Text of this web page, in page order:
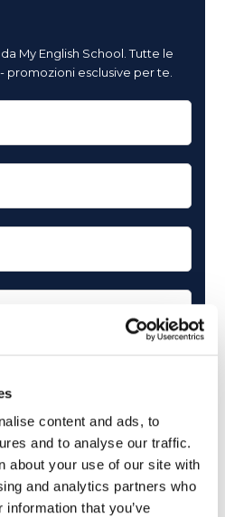
content and ads, to
and to analyse our traffic.
about your use of our site with
and analytics partners who
that you’ve
My English School. Tutte le
promozioni esclusive per te.
inglese
nel mondo del lavoro
lingua inglese